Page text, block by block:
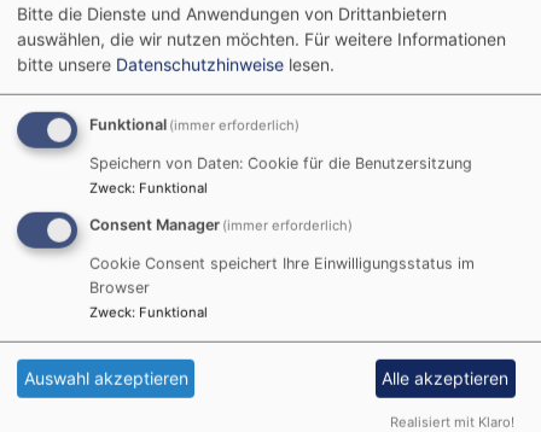
Nachricht
Bitte geben Sie in Ihrer Nachricht keine Links oder
Bitte die Dienste und Anwendungen von Drittanbietern
auswählen, die wir nutzen möchten. Für weitere Informationen
bitte unsere Datenschutzhinweise lesen.
Funktional (immer erforderlich)
Speichern von Daten: Cookie für die Benutzersitzung
Zweck: Funktional
Consent Manager (immer erforderlich)
Cookie Consent speichert Ihre Einwilligungsstatus im
Browser
Zweck: Funktional
Auswahl akzeptieren Alle akzeptieren
Realisiert mit Klaro!